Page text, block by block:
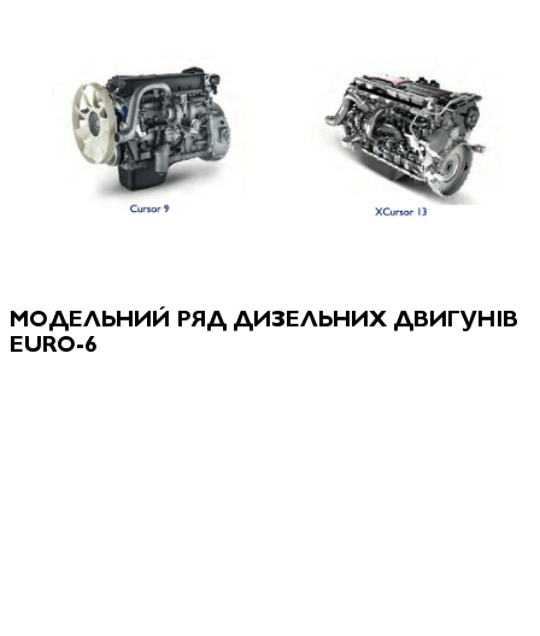
МОДЕЛЬНИЙ РЯД ДИЗЕЛЬНИХ ДВИГУНІВ
EURO-6